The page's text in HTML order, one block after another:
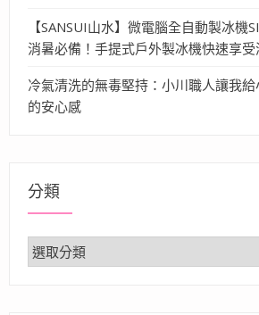
【SANSUI山水】微電腦全自動製冰
消暑必備！手提式戶外製冰機快速享
冷氣清洗的無毒堅持：小川職人讓我
的安心感
分類
分
類